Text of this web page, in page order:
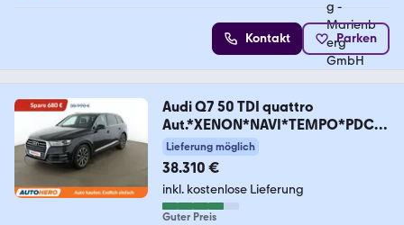
Kontakt Parken
Audi Q7 50 TDI quattro
Aut.*XENON*NAVI*TEMPO*PDC*S
HZ*
Lieferung möglich
38.310 €
inkl. kostenlose Lieferung
Guter Preis